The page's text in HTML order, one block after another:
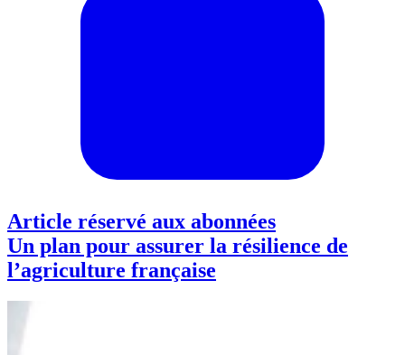
Article réservé aux abonnées
Un plan pour assurer la résilience de
l’agriculture française